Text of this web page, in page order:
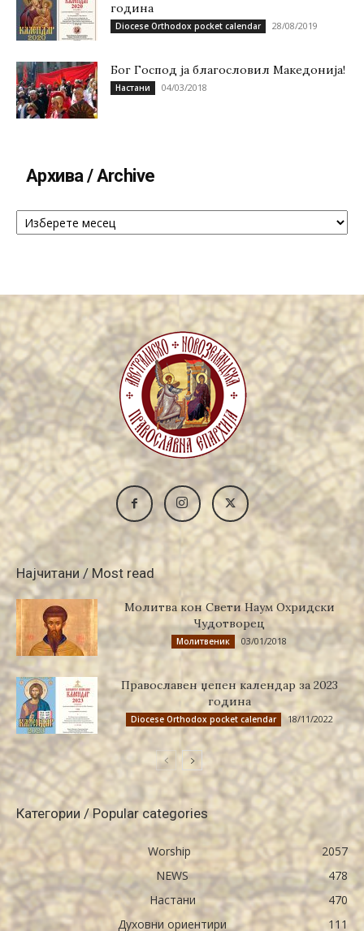
година
Diocese Orthodox pocket calendar 28/08/2019
Бог Господ ја благословил Македонија!
Настани 04/03/2018
Архива / Archive
Архива
Најчитани / Most read
Молитва кон Свети Наум Охридски
Чудотворец
Молитвеник 03/01/2018
Православен џепен календар за 2023
година
Diocese Orthodox pocket calendar 18/11/2022
Категории / Popular categories
Worship
2057
NEWS
478
Настани
470
Духовни ориентири
111